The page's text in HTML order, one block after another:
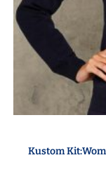
Kustom